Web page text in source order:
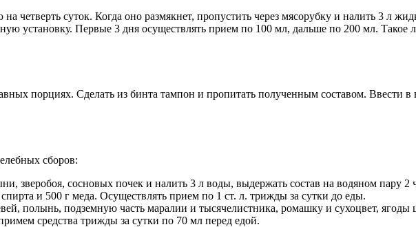
четверть суток. Когда оно размякнет, пропустить через мясорубку и налить 3 л
установку. Первые 3 дня осуществлять прием по 100 мл, дальше по 200 мл. Такое
порциях. Сделать из бинта тампон и пропитать полученным составом. Ввести в
сборов:
зверобоя, сосновых почек и налить 3 л воды, выдержать состав на водяном пару 2
и 500 г меда. Осуществлять прием по 1 ст. л. трижды за сутки до еды.
полынь, подземную часть маралии и тысячелистника, ромашку и сухоцвет,
средства трижды за сутки по 70 мл перед едой.